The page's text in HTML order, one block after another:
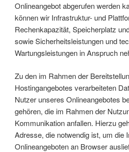
Onlineangebot abgerufen werden
können wir Infrastruktur- und
Rechenkapazität, Speicherplatz
sowie Sicherheitsleistungen und
Wartungsleistungen in Anspruch
Zu den im Rahmen der
Hostingangebotes verarbeiteten
Nutzer unseres Onlineangebotes
gehören, die im Rahmen der
Kommunikation anfallen. Hierzu
Adresse, die notwendig ist, um die
Onlineangeboten an Browser